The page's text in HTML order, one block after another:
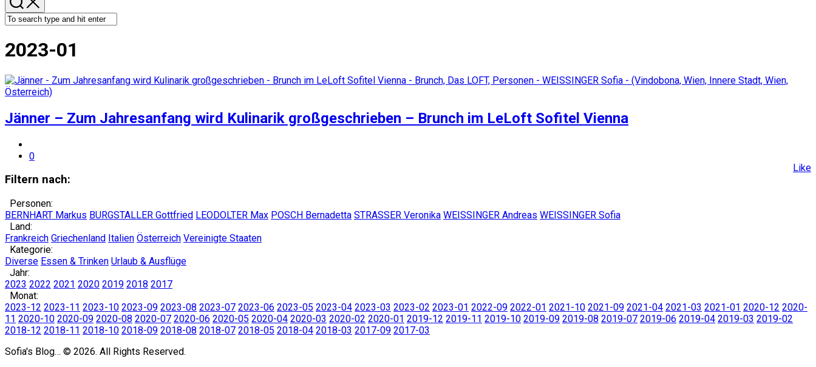
2023-01
Jänner – Zum Jahresanfang wird Kulinarik großgeschrieben – Brunch im LeLoft Sofitel Vienna
0
Like
Filtern nach:
Personen:
BERNHART Markus BURGSTALLER Gottfried LEODOLTER Max POSCH Bernadetta STRASSER Veronika WEISSINGER Andreas WEISSINGER Sofia
Land:
Frankreich Griechenland Italien Österreich Vereinigte Staaten
Kategorie:
Diverse Essen & Trinken Urlaub & Ausflüge
Jahr:
2023 2022 2021 2020 2019 2018 2017
Monat:
2023-12 2023-11 2023-10 2023-09 2023-08 2023-07 2023-06 2023-05 2023-04 2023-03 2023-02 2023-01 2022-09 2022-01 2021-10 2021-09 2021-04 2021-03 2021-01 2020-12 2020-
11 2020-10 2020-09 2020-08 2020-07 2020-06 2020-05 2020-04 2020-03 2020-02 2020-01 2019-12 2019-11 2019-10 2019-09 2019-08 2019-07 2019-06 2019-04 2019-03 2019-02
2018-12 2018-11 2018-10 2018-09 2018-08 2018-07 2018-05 2018-04 2018-03 2017-09 2017-03
Sofia's Blog… © 2026. All Rights Reserved.